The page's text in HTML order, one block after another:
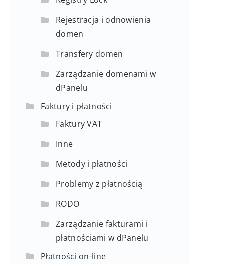
Rejestracja i odnowienia
domen
Transfery domen
Zarządzanie domenami w
dPanelu
Faktury i płatności
Faktury VAT
Inne
Metody i płatności
Problemy z płatnością
RODO
Zarządzanie fakturami i
płatnościami w dPanelu
Płatności on-line